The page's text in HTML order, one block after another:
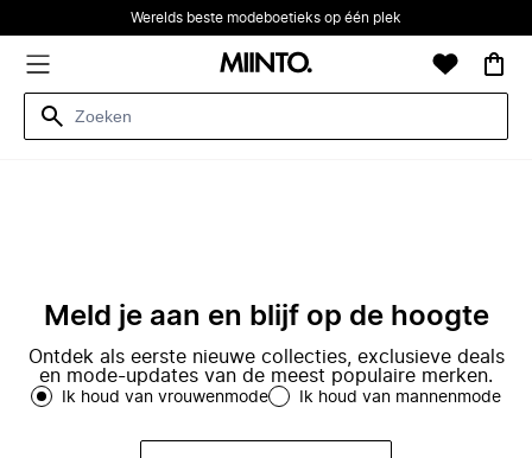
Werelds beste modeboetieks op één plek
Meld je aan en blijf op de hoogte
Ontdek als eerste nieuwe collecties, exclusieve deals
en mode-updates van de meest populaire merken.
Ik houd van vrouwenmode Ik houd van mannenmode